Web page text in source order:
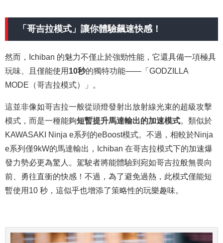
「哥吉拉模式」讓你體驗飆速快感！
然而，Ichiban 的魅力不僅止於強勁性能，它還具備一項極具
玩味、且僅能使用 10秒的獨特功能——「GODZILLA
MODE（哥吉拉模式）」。
這並非像如哥吉拉一般從頭燈發射出放射線光束的超級攻擊
模式，而是一種能夠短暫提升馬達輸出的加速模式。類似於
KAWASAKI Ninja e系列的eBoost模式。不過，相較於Ninja
e系列僅9kW的馬達輸出，Ichiban 在哥吉拉模式下的加速爆
發力勢必更為驚人。駕駛者將能體驗到宛如哥吉拉般無畏向
前、勇往直衝的快感！不過，為了避免過熱，此模式僅能短
暫使用10 秒，這似乎也增添了策略性的玩樂趣味。